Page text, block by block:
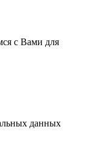
с Вами для
данных